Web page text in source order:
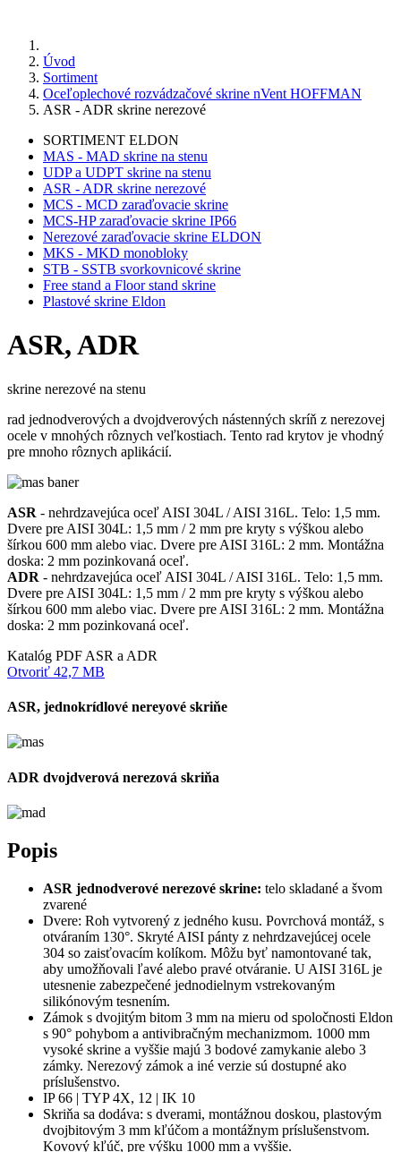
Úvod
Sortiment
Oceľoplechové rozvádzačové skrine nVent HOFFMAN
ASR - ADR skrine nerezové
SORTIMENT ELDON
MAS - MAD skrine na stenu
UDP a UDPT skrine na stenu
ASR - ADR skrine nerezové
MCS - MCD zaraďovacie skrine
MCS-HP zaraďovacie skrine IP66
Nerezové zaraďovacie skrine ELDON
MKS - MKD monobloky
STB - SSTB svorkovnicové skrine
Free stand a Floor stand skrine
Plastové skrine Eldon
ASR, ADR
skrine nerezové na stenu
rad jednodverových a dvojdverových nástenných skríň z nerezovej
ocele v mnohých rôznych veľkostiach. Tento rad krytov je vhodný
pre mnoho rôznych aplikácií.
ASR - nehrdzavejúca oceľ AISI 304L / AISI 316L. Telo: 1,5 mm.
Dvere pre AISI 304L: 1,5 mm / 2 mm pre kryty s výškou alebo
šírkou 600 mm alebo viac. Dvere pre AISI 316L: 2 mm. Montážna
doska: 2 mm pozinkovaná oceľ.
ADR - nehrdzavejúca oceľ AISI 304L / AISI 316L. Telo: 1,5 mm.
Dvere pre AISI 304L: 1,5 mm / 2 mm pre kryty s výškou alebo
šírkou 600 mm alebo viac. Dvere pre AISI 316L: 2 mm. Montážna
doska: 2 mm pozinkovaná oceľ.
Katalóg PDF ASR a ADR
Otvoriť 42,7 MB
ASR, jednokrídlové nereyové skriňe
ADR dvojdverová nerezová skriňa
Popis
ASR jednodverové nerezové skrine: telo skladané a švom
zvarené
Dvere: Roh vytvorený z jedného kusu. Povrchová montáž, s
otváraním 130°. Skryté AISI pánty z nehrdzavejúcej ocele
304 so zaisťovacím kolíkom. Môžu byť namontované tak,
aby umožňovali ľavé alebo pravé otváranie. U AISI 316L je
utesnenie zabezpečené jednodielnym vstrekovaným
silikónovým tesnením.
Zámok s dvojitým bitom 3 mm na mieru od spoločnosti Eldon
s 90° pohybom a antivibračným mechanizmom. 1000 mm
vysoké skrine a vyššie majú 3 bodové zamykanie alebo 3
zámky. Nerezový zámok a iné verzie sú dostupné ako
príslušenstvo.
IP 66 | TYP 4X, 12 | IK 10
Skriňa sa dodáva: s dverami, montážnou doskou, plastovým
dvojbitovým 3 mm kľúčom a montážnym príslušenstvom.
Kovový kľúč, pre výšku 1000 mm a vyššie.